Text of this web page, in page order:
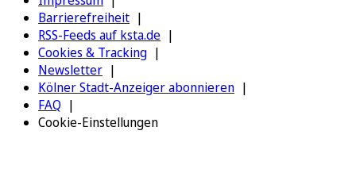
Barrierefreiheit
RSS-Feeds auf ksta.de
Cookies & Tracking
Newsletter
Kölner Stadt-Anzeiger abonnieren
FAQ
Cookie-Einstellungen